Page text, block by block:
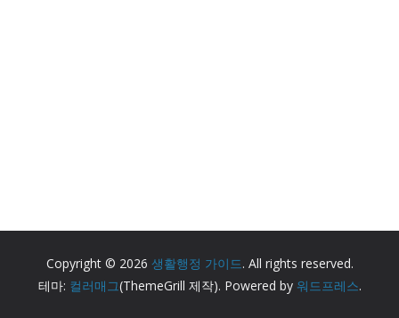
Copyright © 2026 생활행정 가이드. All rights reserved.
테마: 컬러매그(ThemeGrill 제작). Powered by 워드프레스.